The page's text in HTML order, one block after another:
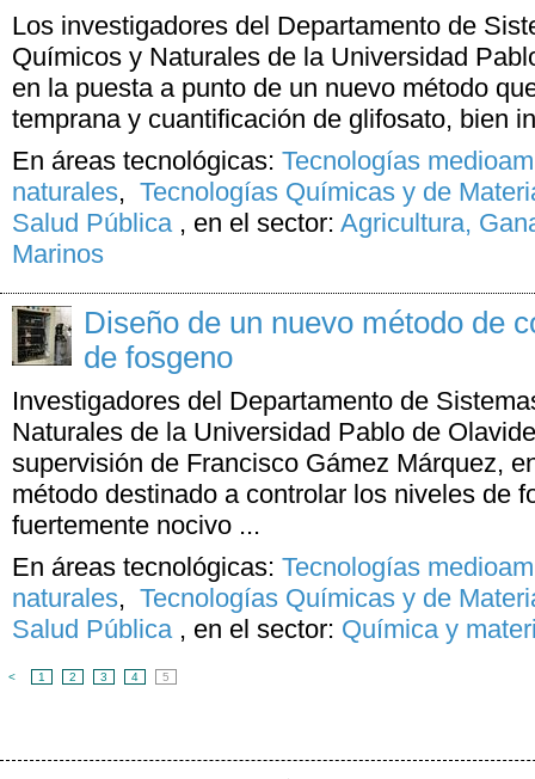
Los investigadores del Departamento de
Químicos y Naturales de la Universidad
en la puesta a punto de un nuevo método
temprana y cuantificación de glifosato, bien
En áreas tecnológicas: Tecnologías
naturales, Tecnologías Químicas y de
Salud Pública , en el sector: Agricultura,
Marinos
Diseño de un nuevo método de
de fosgeno
Investigadores del Departamento de
Naturales de la Universidad Pablo de
supervisión de Francisco Gámez Márquez,
método destinado a controlar los niveles de
fuertemente nocivo ...
En áreas tecnológicas: Tecnologías
naturales, Tecnologías Químicas y de
Salud Pública , en el sector: Química y
< 1 2 3 4 5